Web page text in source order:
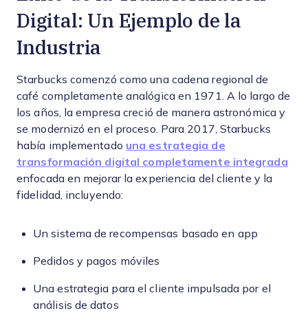
Digital: Un Ejemplo de la
Industria
Starbucks comenzó como una cadena regional de
café completamente analógica en 1971. A lo largo de
los años, la empresa creció de manera astronómica y
se modernizó en el proceso. Para 2017, Starbucks
había implementado una estrategia de
transformación digital completamente integrada
enfocada en mejorar la experiencia del cliente y la
fidelidad, incluyendo:
Un sistema de recompensas basado en app
Pedidos y pagos móviles
Una estrategia para el cliente impulsada por el
análisis de datos